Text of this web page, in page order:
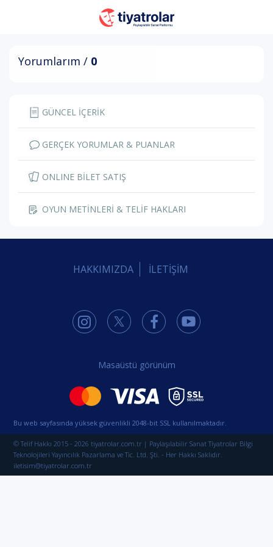
Yorumlarım / 0
GÜNCEL İÇERİK
GERÇEK YORUMLAR & PUANLAR
ONLINE BİLET SATIŞ
OYUN METİNLERİ & TELİF HAKLARI
HAKKIMIZDA İLETİŞİM
Masaüstü görünüm
Bu web sayfasında yüksek güvenlikli 2048-bit SSL kullanılmaktadır.
© Telif Hakkı 2015 - 2026 tiyatrolar.com.tr | Paylaşılabilir Sanat Tiyatrolar Bilgi
Teknolojileri Yayıncılık Pazarlama ve Tic. Ltd. Şti. - Her Hakkı Saklıdır.
iletisim@tiyatrolar.com.tr